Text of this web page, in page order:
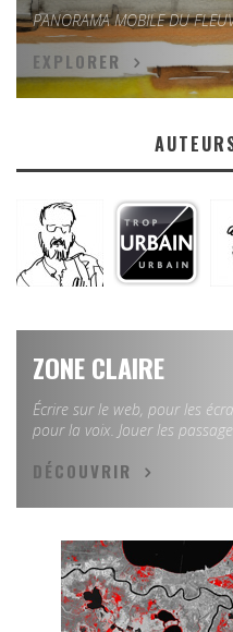
PANORAMA MOBILE DU
EXPLORER
ZONE CLAIRE
Écrire sur le web, pour les
pour la voix. Jouer les
DÉCOUVRIR